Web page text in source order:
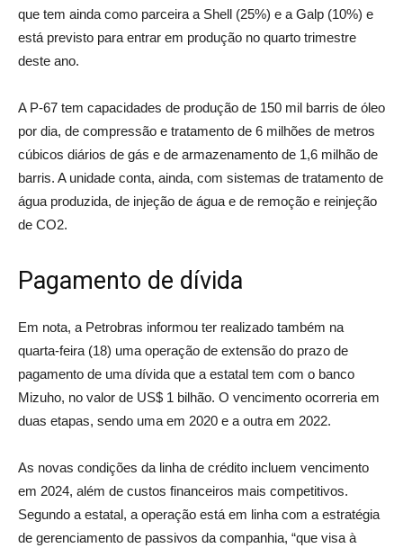
que tem ainda como parceira a Shell (25%) e a Galp (10%) e
está previsto para entrar em produção no quarto trimestre
deste ano.
A P-67 tem capacidades de produção de 150 mil barris de óleo
por dia, de compressão e tratamento de 6 milhões de metros
cúbicos diários de gás e de armazenamento de 1,6 milhão de
barris. A unidade conta, ainda, com sistemas de tratamento de
água produzida, de injeção de água e de remoção e reinjeção
de CO2.
Pagamento de dívida
Em nota, a Petrobras informou ter realizado também na
quarta-feira (18) uma operação de extensão do prazo de
pagamento de uma dívida que a estatal tem com o banco
Mizuho, no valor de US$ 1 bilhão. O vencimento ocorreria em
duas etapas, sendo uma em 2020 e a outra em 2022.
As novas condições da linha de crédito incluem vencimento
em 2024, além de custos financeiros mais competitivos.
Segundo a estatal, a operação está em linha com a estratégia
de gerenciamento de passivos da companhia, “que visa à